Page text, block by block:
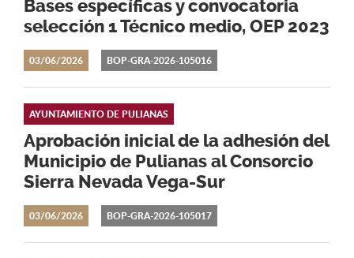
03/06/2026
Bases específicas y convocatoria
selección 1 Técnico medio, OEP 2023
BOP-GRA-2026-105016
03/06/2026
Aprobación inicial de la adhesión del
Municipio de Pulianas al Consorcio
Sierra Nevada Vega-Sur
AYUNTAMIENTO DE PULIANAS
BOP-GRA-2026-105017